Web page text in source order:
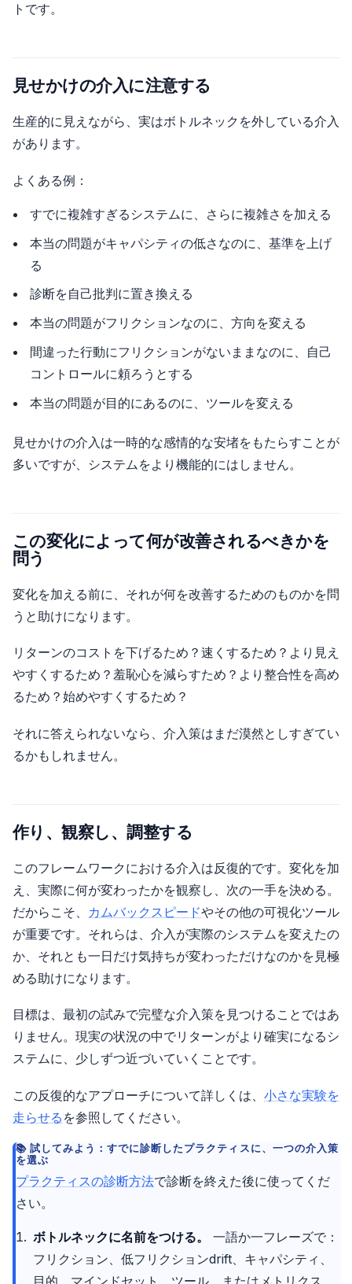
トです。
見せかけの介入に注意する
生産的に見えながら、実はボトルネックを外している介入
があります。
よくある例：
すでに複雑すぎるシステムに、さらに複雑さを加える
本当の問題がキャパシティの低さなのに、基準を上げ
る
診断を自己批判に置き換える
本当の問題がフリクションなのに、方向を変える
間違った行動にフリクションがないままなのに、自己
コントロールに頼ろうとする
本当の問題が目的にあるのに、ツールを変える
見せかけの介入は一時的な感情的な安堵をもたらすことが
多いですが、システムをより機能的にはしません。
この変化によって何が改善されるべきかを
問う
変化を加える前に、それが何を改善するためのものかを問
うと助けになります。
リターンのコストを下げるため？速くするため？より見え
やすくするため？羞恥心を減らすため？より整合性を高め
るため？始めやすくするため？
それに答えられないなら、介入策はまだ漠然としすぎてい
るかもしれません。
作り、観察し、調整する
このフレームワークにおける介入は反復的です。変化を加
え、実際に何が変わったかを観察し、次の一手を決める。
だからこそ、 カムバックスピードやその他の可視化ツール
が重要です。それらは、介入が実際のシステムを変えたの
か、それとも一日だけ気持ちが変わっただけなのかを見極
める助けになります。
目標は、最初の試みで完璧な介入策を見つけることではあ
りません。現実の状況の中でリターンがより確実になるシ
ステムに、少しずつ近づいていくことです。
この反復的なアプローチについて詳しくは、 小さな実験を
走らせる を参照してください。
試してみよう：すでに診断したプラクティスに、一つの介入策
を選ぶ
プラクティスの診断方法で診断を終えた後に使ってくだ
さい。
ボトルネックに名前をつける。
一語か一フレーズで：
フリクション、低フリクションdrift、キャパシティ、